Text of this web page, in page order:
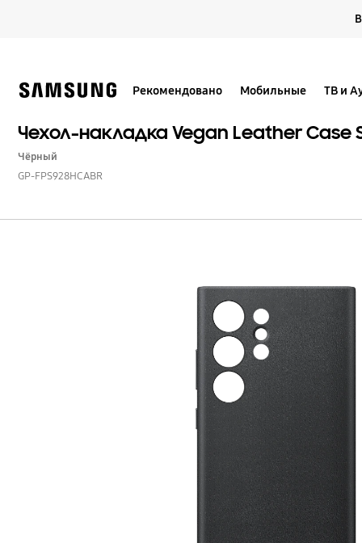
Рекомендовано Мобильные ТВ и
Чехол-накладка Vegan Leather Case
Чёрный
GP-FPS928HCABR